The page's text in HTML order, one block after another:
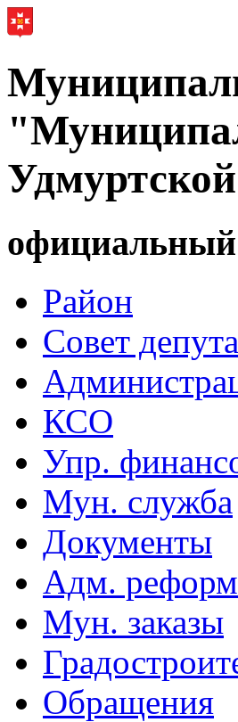
официальный
Район
Совет
КСО
Упр.
Мун. служба
Документы
Адм.
Мун. заказы
Обращения